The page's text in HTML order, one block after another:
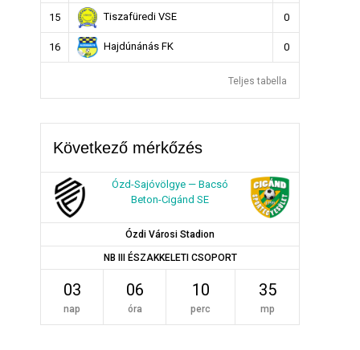
15 Tiszafüredi VSE 0
16 Hajdúnánás FK 0
Teljes tabella
Következő mérkőzés
Ózd-Sajóvölgye — Bacsó
Beton-Cigánd SE
Ózdi Városi Stadion
NB III ÉSZAKKELETI CSOPORT
03
nap
06
óra
10
perc
34
mp